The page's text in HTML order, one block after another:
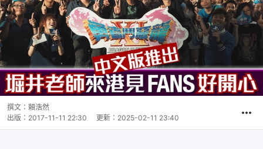
撰文： 賴浩然
出版： 2017-11-11 22:30 更新： 2025-02-11 23:40